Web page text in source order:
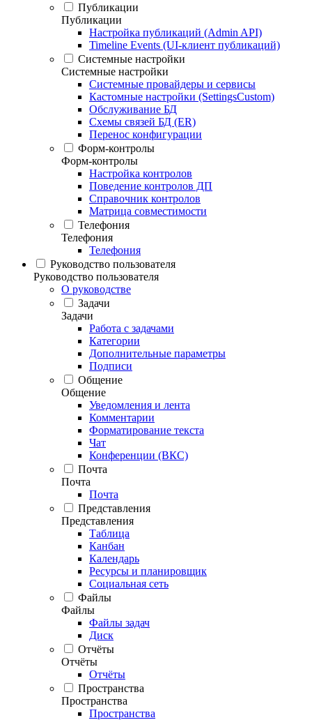
Публикации
Публикации
Настройка публикаций (Admin API)
Timeline Events (UI-клиент публикаций)
Системные настройки
Системные настройки
Системные провайдеры и сервисы
Кастомные настройки (SettingsCustom)
Обслуживание БД
Схемы связей БД (ER)
Перенос конфигурации
Форм-контролы
Форм-контролы
Настройка контролов
Поведение контролов ДП
Справочник контролов
Матрица совместимости
Телефония
Телефония
Телефония
Руководство пользователя
Руководство пользователя
О руководстве
Задачи
Задачи
Работа с задачами
Категории
Дополнительные параметры
Подписи
Общение
Общение
Уведомления и лента
Комментарии
Форматирование текста
Чат
Конференции (ВКС)
Почта
Почта
Почта
Представления
Представления
Таблица
Канбан
Календарь
Ресурсы и планировщик
Социальная сеть
Файлы
Файлы
Файлы задач
Диск
Отчёты
Отчёты
Отчёты
Пространства
Пространства
Пространства